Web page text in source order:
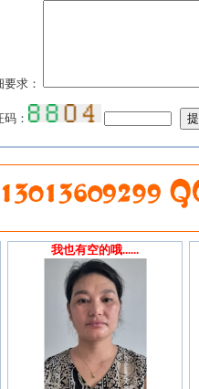
要求：
：
我也有空的哦......